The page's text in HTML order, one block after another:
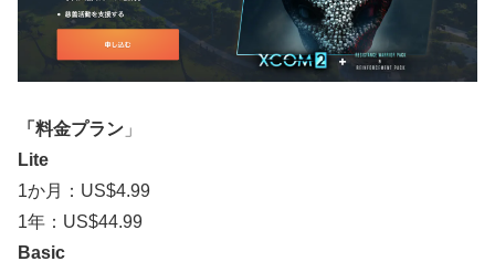
「料金プラン 」
Lite
1か月：US$4.99
1年：US$44.99
Basic